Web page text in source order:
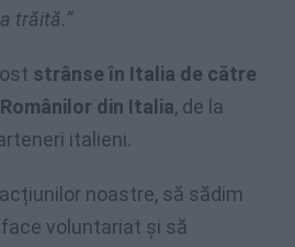
trăită.”
strânse în Italia de către
din Italia, de la
italieni.
noastre, să sădim
voluntariat și să